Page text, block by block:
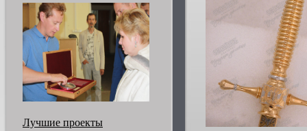
Лучшие проекты